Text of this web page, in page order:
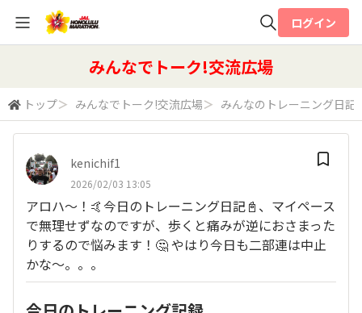
検索
ログイン
みんなでトーク!交流広場
トップ＞ みんなでトーク!交流広場＞ みんなのトレーニング日記
kenichif1
2026/02/03 13:05
アロハ〜！🤙今日のトレーニング日記📓、マイペース
で無理せずなのですが、歩くと痛みが逆におさまった
りするので悩みます！🤔 やはり今日も二部連は中止
かな〜。。。